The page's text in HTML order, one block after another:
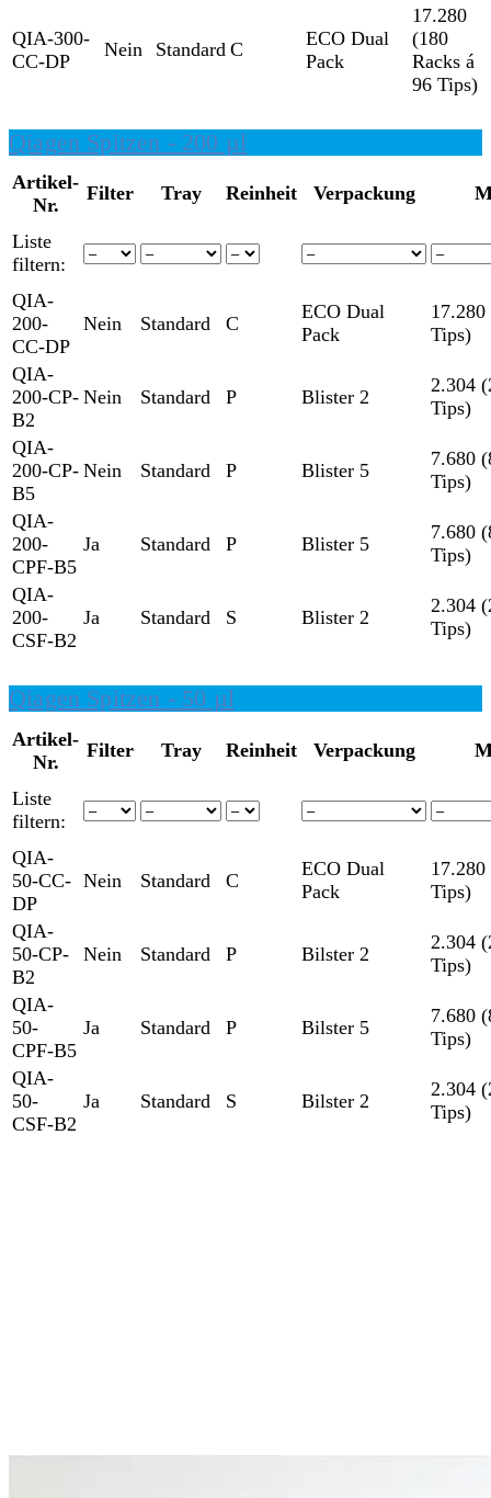
QIA-300-
CC-DP
Nein Standard C
ECO Dual
Pack
17.280
(180
Racks á
96 Tips)
Qiagen Spitzen - 200 µl
Artikel-
Nr.
Filter Tray Reinheit Verpackung
Liste
filtern:
QIA-
200-
CC-DP
Nein Standard C
ECO Dual
Pack
17.280
Tips)
QIA-
200-CP-
B2
Nein Standard P Blister 2
2.304
Tips)
QIA-
200-CP-
B5
Nein Standard P Blister 5
7.680
Tips)
QIA-
200-
CPF-B5
Ja Standard P Blister 5
7.680
Tips)
QIA-
200-
CSF-B2
Ja Standard S Blister 2
2.304
Tips)
Qiagen Spitzen - 50 µl
Artikel-
Nr.
Filter Tray Reinheit Verpackung
Liste
filtern:
QIA-
50-CC-
DP
Nein Standard C
ECO Dual
Pack
17.280
Tips)
QIA-
50-CP-
B2
Nein Standard P Bilster 2
2.304
Tips)
QIA-
50-
CPF-B5
Ja Standard P Bilster 5
7.680
Tips)
QIA-
50-
CSF-B2
Ja Standard S Bilster 2
2.304
Tips)